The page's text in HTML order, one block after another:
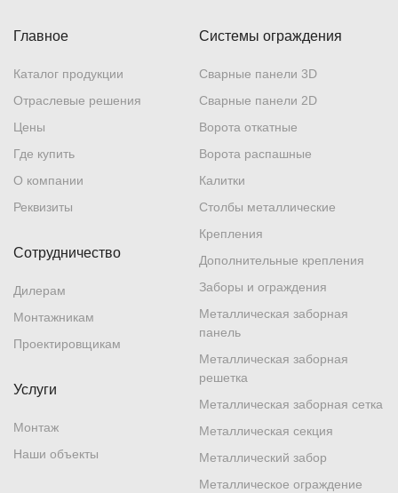
Главное
Каталог продукции
Отраслевые решения
Цены
Где купить
О компании
Реквизиты
Системы ограждения
Сварные панели 3D
Сварные панели 2D
Ворота откатные
Ворота распашные
Калитки
Столбы металлические
Крепления
Дополнительные крепления
Заборы и ограждения
Металлическая заборная
панель
Металлическая заборная
решетка
Металлическая заборная сетка
Металлическая секция
Металлический забор
Металлическое ограждение
Сотрудничество
Дилерам
Монтажникам
Проектировщикам
Услуги
Монтаж
Наши объекты